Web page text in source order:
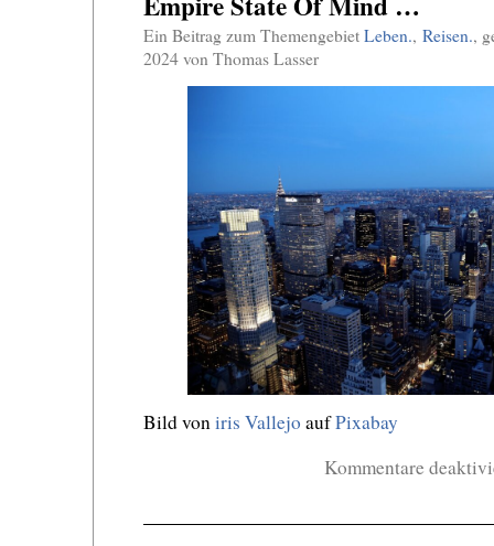
Ein Beitrag zum ThemengebietLeben., Reisen.,
2024 von Thomas Lasser
Bild voniris Vallejo aufPixabay
Kommentare